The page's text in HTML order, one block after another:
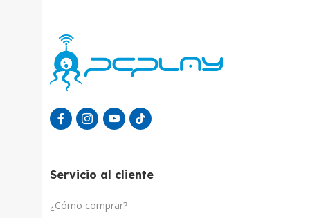
Servicio al cliente
¿Cómo comprar?